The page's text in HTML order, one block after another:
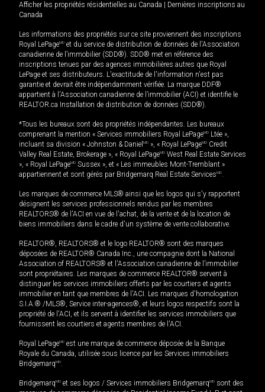
Afficher les propriétés résidentielles au Canada
Dernières inscriptions au
Canada
Les informations des propriétés sur ce site proviennent des inscriptions
Royal LePageMD et du service de distribution de données de l'Association
canadienne de l’immobilier (SDD®). SDD® met en référence des
inscriptions tenues par des agences immobilières autres que Royal
LePage et ses distributeurs. L'exactitude de l'information n'est pas
garantie et devrait être indépendamment vérifiée. La marque DDF®
appartient à l'Association canadienne de l’immobilier (ACI) et identifie le
REALTOR.ca Installation de distribution de données (SDD®).
*Tous les bureaux sont des propriétés indépendantes. Les bureaux
comprenant la mention « Services immobiliers Royal LePageMD Ltée »,
incluant sa division « Johnston & Daniel MD », « Royal LePageMD Credit
Valley Real Estate, Brokerage », « Royal LePageMD West Real Estate Services
», « Royal LePageMD Sussex », et « Les immeubles Mont-Tremblant »
appartiennent et sont gérés par Bridgemarq Real Estate ServicesMD.
Les marques de commerce MLS® ainsi que les logos qui s'y rapportent
désignent les services professionnels rendus par les membres
REALTORS® de l'ACI en vue de l'achat, de la vente et de la location de
biens immobiliers dans le cadre d'un système de vente collaborative.
REALTOR®, REALTORS® et le logo REALTOR® sont des marques
déposées de REALTOR® Canada Inc., une compagnie dont la National
Association of REALTORS® et l'Association canadienne de l’immobilier
sont propriétaires. Les marques de commerce REALTOR® servent à
distinguer les services immobiliers offerts par les courtiers et agents
immobilier en tant que membres de l'ACI. Les marques d'homologation
S.I.A.® /MLS®, Service inter-agences®, et leurs logos respectifs sont la
propriété de l'ACI, et ils servent à identifier les services immobiliers que
fournissent les courtiers et agents membres de l'ACI.
Royal LePageMD est une marque de commerce déposée de la Banque
Royale du Canada, utilisée sous licence par les Services immobiliers
BridgemarqMD.
BridgemarqMD et ses logos / Services immobiliers BridgemarqMD sont des